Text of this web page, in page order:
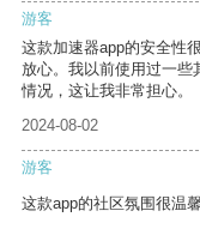
游客
这款加速器app的安全性
放心。我以前使用过一些
情况，这让我非常担心。
2024-08-02
游客
这款app的社区氛围很温